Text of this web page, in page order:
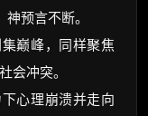
预言不断。
巅峰，同样聚焦
会冲突。
心理崩溃并走向